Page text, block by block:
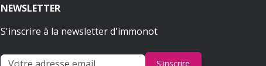
NEWSLETTER
S'inscrire à la newsletter d'immonot
S'inscrire